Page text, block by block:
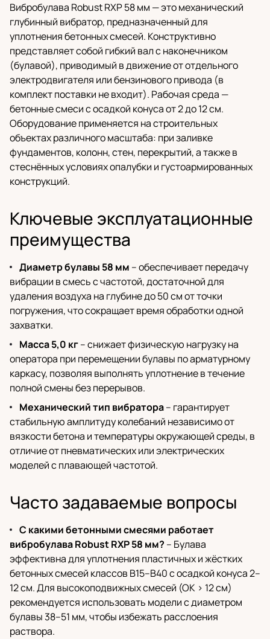
Вибробулава Robust RXP 58 мм — это механический
глубинный вибратор, предназначенный для
уплотнения бетонных смесей. Конструктивно
представляет собой гибкий вал с наконечником
(булавой), приводимый в движение от отдельного
электродвигателя или бензинового привода (в
комплект поставки не входит). Рабочая среда —
бетонные смеси с осадкой конуса от 2 до 12 см.
Оборудование применяется на строительных
объектах различного масштаба: при заливке
фундаментов, колонн, стен, перекрытий, а также в
стеснённых условиях опалубки и густоармированных
конструкций.
Ключевые эксплуатационные
преимущества
Диаметр булавы 58 мм – обеспечивает передачу
вибрации в смесь с частотой, достаточной для
удаления воздуха на глубине до 50 см от точки
погружения, что сокращает время обработки одной
захватки.
Масса 5,0 кг– снижает физическую нагрузку на
оператора при перемещении булавы по арматурному
каркасу, позволяя выполнять уплотнение в течение
полной смены без перерывов.
Механический тип вибратора– гарантирует
стабильную амплитуду колебаний независимо от
вязкости бетона и температуры окружающей среды, в
отличие от пневматических или электрических
моделей с плавающей частотой.
Часто задаваемые вопросы
С какими бетонными смесями работает
вибробулава Robust RXP 58 мм? – Булава
эффективна для уплотнения пластичных и жёстких
бетонных смесей классов B15–B40 с осадкой конуса 2–
12 см. Для высокоподвижных смесей (ОК > 12 см)
рекомендуется использовать модели с диаметром
булавы 38–51 мм, чтобы избежать расслоения
раствора.